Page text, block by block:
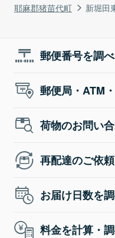
耶麻郡猪苗代町
新堀田
郵便番号を調
郵便局・ATM
荷物のお問い
再配達のご依頼
お届け日数を
料金を計算・